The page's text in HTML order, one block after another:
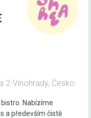
2-Vinohrady, Česko
Nabízíme
a především čistě